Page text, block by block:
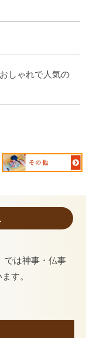
しゃれで人気の
では神事・仏事
す。